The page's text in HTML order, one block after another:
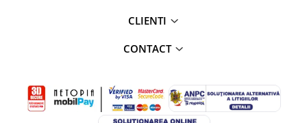
CLIENTI
CONTACT